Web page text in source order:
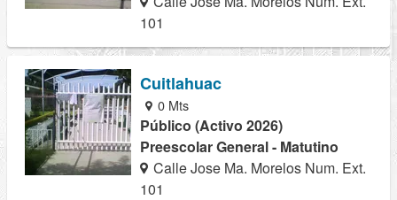
101
Cuitlahuac
0 Mts
Público (Activo 2026)
Preescolar General - Matutino
Calle Jose Ma. Morelos Num. Ext.
101